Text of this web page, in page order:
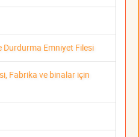
Durdurma Emniyet Filesi
Fabrika ve binalar için